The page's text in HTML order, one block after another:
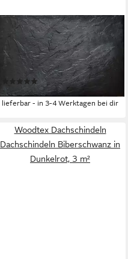
STABUFLEX
Dachschindeln Stabuflex
Schindel Kunststoff Rechteck
24 x 38 cm
(1)
3,44 €
lieferbar - in 3-4 Werktagen bei dir
Woodtex Dachschindeln
Dachschindeln Biberschwanz in
Dunkelrot, 3 m²